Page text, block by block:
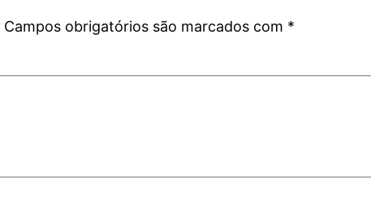
Campos obrigatórios são marcados com *